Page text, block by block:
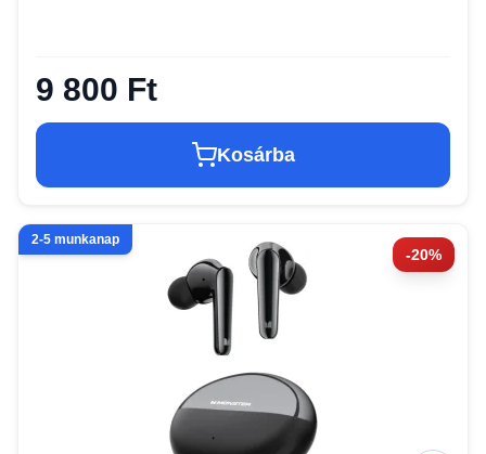
9 800 Ft
Kosárba
-20%
2-5 munkanap